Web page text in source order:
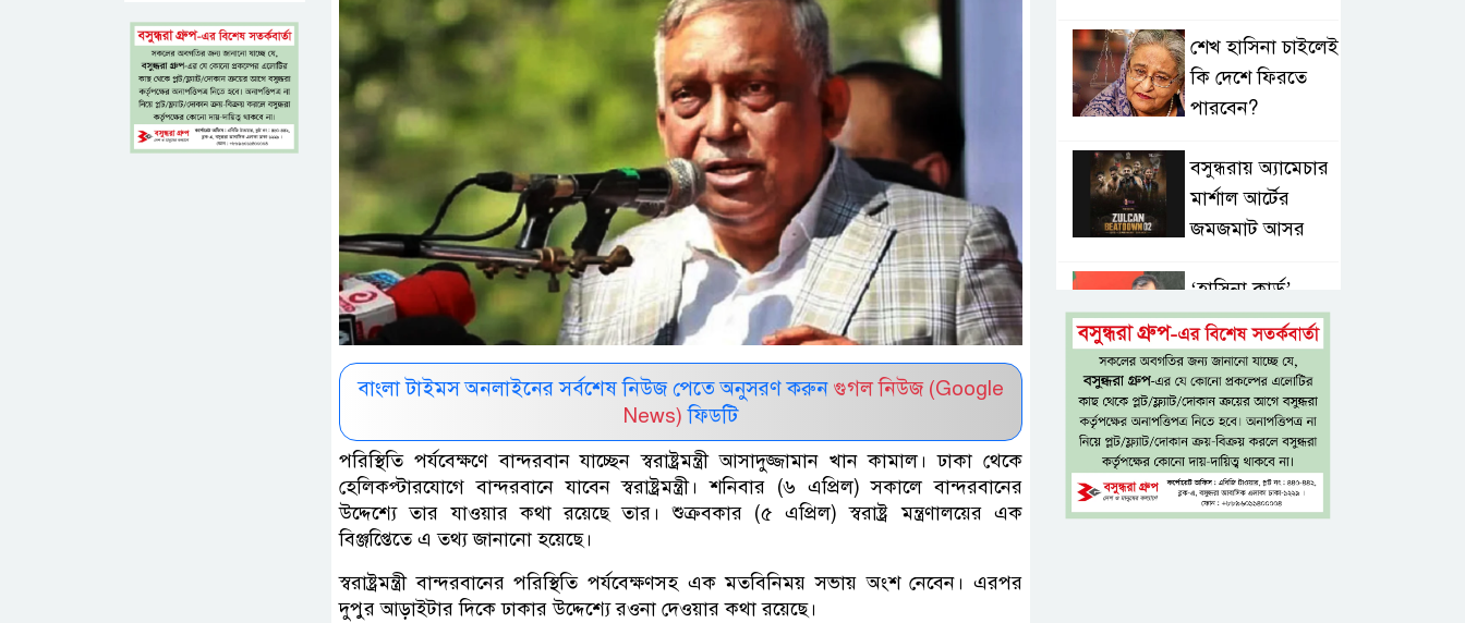
বাংলা টাইমস অনলাইনের সর্বশেষ নিউজ পেতে অনুসরণ করুন গুগল নিউজ (Google
News) ফিডটি
পরিস্থিতি পর্যবেক্ষণে বান্দরবান যাচ্ছেন স্বরাষ্ট্রমন্ত্রী আসাদুজ্জামান খান কামাল। ঢাকা থেকে
হেলিকপ্টারযোগে বান্দরবানে যাবেন স্বরাষ্ট্রমন্ত্রী। শনিবার (৬ এপ্রিল) সকালে বান্দরবানের
উদ্দেশ্যে তার যাওয়ার কথা রয়েছে তার। শুক্রবকার (৫ এপ্রিল) স্বরাষ্ট্র মন্ত্রণালয়ের এক
বিঞ্জপ্তিেতে এ তথ্য জানানো হয়েছে।
স্বরাষ্ট্রমন্ত্রী বান্দরবানের পরিস্থিতি পর্যবেক্ষণসহ এক মতবিনিময় সভায় অংশ নেবেন। এরপর
দুপুর আড়াইটার দিকে ঢাকার উদ্দেশ্যে রওনা দেওয়ার কথা রয়েছে।
শেখ হাসিনা চাইলেই
কি দেশে ফিরতে
পারবেন?
বসুন্ধরায় অ্যামেচার
মার্শাল আর্টের
জমজমাট আসর
‘হাসিনা কার্ড’
ব্যবহার করে
ভারতের সঙ্গে
বন্ধুত্বপূর্ণ সম্পর্ক সম্ভব নয়: স্বরাষ্ট্রমন্ত্রী
সব বাধা পেরিয়ে
বাস্তবতার নিরিখে
দেশকে এগিয়ে নিতে